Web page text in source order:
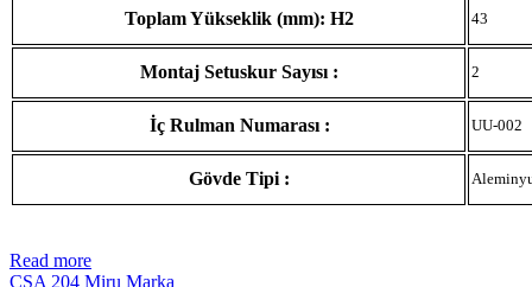
Toplam Yükseklik (mm): H2 43
Montaj Setuskur Sayısı : 2
İç Rulman Numarası : UU-002
Gövde Tipi :
Read more
CSA 204 Miru Marka